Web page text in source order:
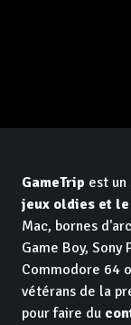
GameTrip est
jeux oldies et
Mac, bornes
Game Boy, Sony
Commodore 64
vétérans de la
pour faire du